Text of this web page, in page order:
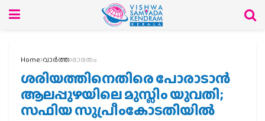
Home വാര്‍ത്ത ഭാരതം
ശരിയത്തിനെതിരെ പോരാടാന്‍
ആലപ്പുഴയിലെ മുസ്ലിം യുവതി;
സഫിയ സുപ്രീംകോടതിയില്‍